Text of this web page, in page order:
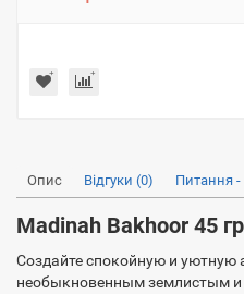
Опис Відгуки (0) Питання -
Madinah Bakhoor 45
Создайте спокойную и уютную
необыкновенным землистым